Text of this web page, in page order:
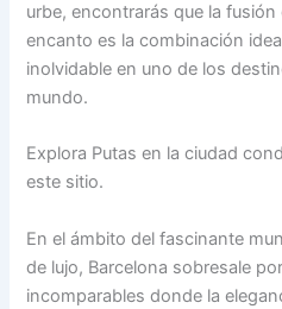
urbe, encontrarás que la
encanto es la combinación
inolvidable en uno de los
mundo.
Explora Putas en la ciudad
este sitio.
En el ámbito del fascinante
de lujo, Barcelona sobresale
incomparables donde la